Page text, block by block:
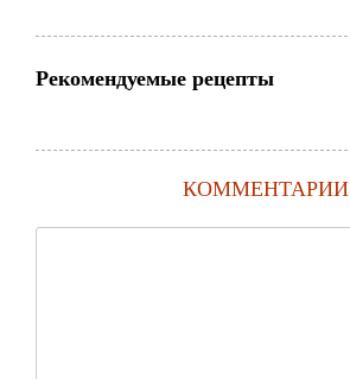
Рекомендуемые рецепты
КОММЕНТАРИИ